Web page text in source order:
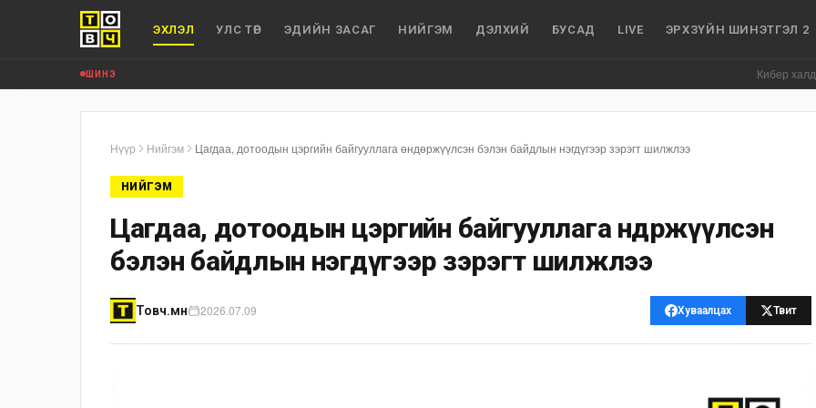
ЭХЛЭЛ УЛС ТӨР ЭДИЙН ЗАСАГ НИЙГЭМ ДЭЛХИЙ БУСАД LIVE ЭРХЗҮЙН ШИНЭТГЭЛ 2
ШИНЭ Кибер халдлага,
Нүүр Нийгэм Цагдаа, дотоодын цэргийн байгууллага өндөржүүлсэн бэлэн байдлын нэгдүгээр зэрэгт шилжлээ
НИЙГЭМ
Цагдаа, дотоодын цэргийн байгууллага өндөржүүлсэн
бэлэн байдлын нэгдүгээр зэрэгт шилжлээ
Товч.мн 2026.07.09 Хуваалцах Твит